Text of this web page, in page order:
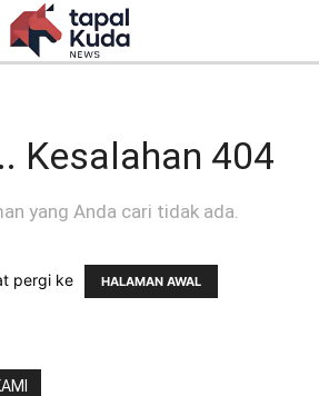
Kesalahan 404
yang Anda cari tidak ada.
pergi ke HALAMAN AWAL